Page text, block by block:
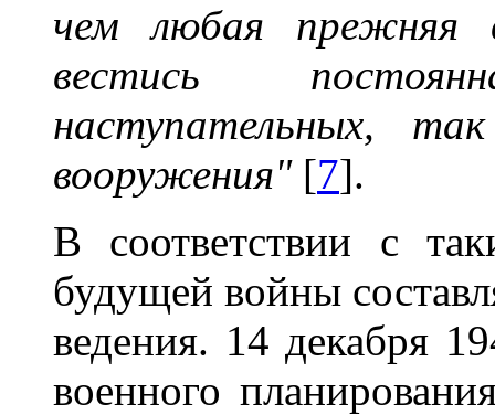
чем любая прежняя
вестись
наступательных,
вооружения"[7].
В соответствии с
будущей войны
ведения. 14 декабря
военного